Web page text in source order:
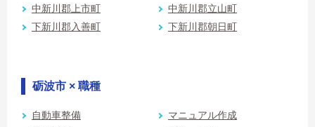
中新川郡上市町
中新川郡立山町
下新川郡入善町
下新川郡朝日町
砺波市 × 職種
自動車整備
マニュアル作成